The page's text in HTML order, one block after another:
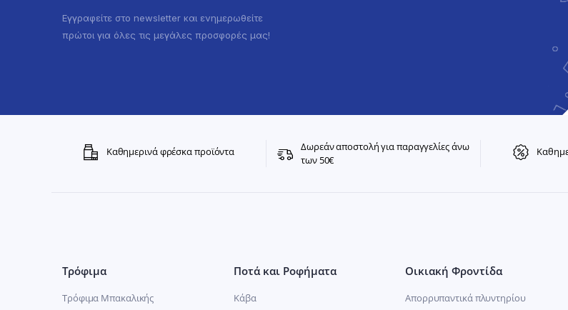
Εγγραφείτε στο newsletter και ενημερωθείτε
πρώτοι για όλες τις μεγάλες προσφορές μας!
Καθημερινά φρέσκα προϊόντα
Δωρεάν αποστολή για παραγγελίες άνω
των 50€
Τρόφιμα
Τρόφιμα Μπακαλικής
Ποτά και Ροφήματα
Κάβα
Οικιακή Φροντίδα
Απορρυπαντικά πλυντηρίου